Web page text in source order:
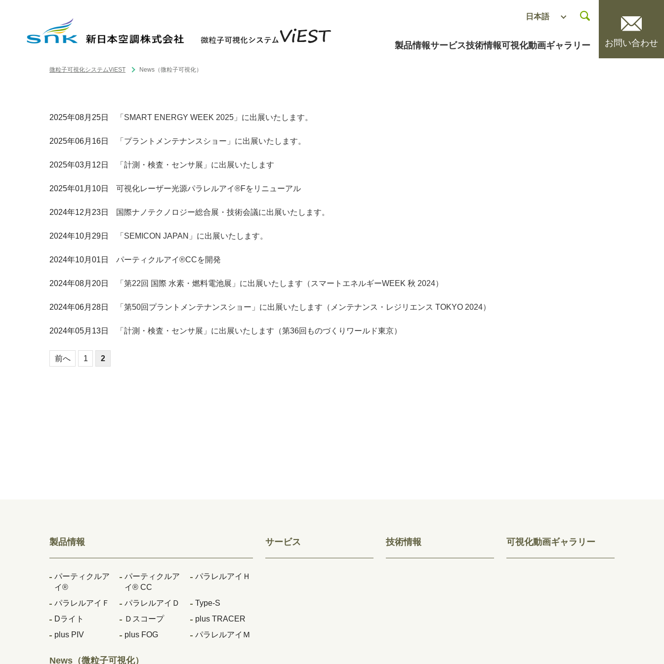
お問い合わせ
製品情報サービス技術情報可視化動画ギャラリー
News（微粒子可視化）
微粒子可視化システムViEST > News（微粒子可視化）
2025年08月25日 「SMART ENERGY WEEK 2025」に出展いたします。
2025年06月16日 「プラントメンテナンスショー」に出展いたします。
2025年03月12日 「計測・検査・センサ展」に出展いたします
2025年01月10日 可視化レーザー光源パラレルアイ®Fをリニューアル
2024年12月23日 国際ナノテクノロジー総合展・技術会議に出展いたします。
2024年10月29日 「SEMICON JAPAN」に出展いたします。
2024年10月01日 パーティクルアイ®CCを開発
2024年08月20日 「第22回 国際 水素・燃料電池展」に出展いたします（スマートエネルギーWEEK 秋 2024）
2024年06月28日 「第50回プラントメンテナンスショー」に出展いたします（メンテナンス・レジリエンス TOKYO 2024）
2024年05月13日 「計測・検査・センサ展」に出展いたします（第36回ものづくりワールド東京）
前へ 1 2
製品情報
パーティクルア
イ®
パーティクルア
イ® CC
パラレルアイＨ
パラレルアイＦ パラレルアイＤ
Type-S
Dライト
Ｄスコープ
plus TRACER
plus PIV
plus FOG パラレルアイＭ
サービス 技術情報 可視化動画ギャラリー
News（微粒子可視化）